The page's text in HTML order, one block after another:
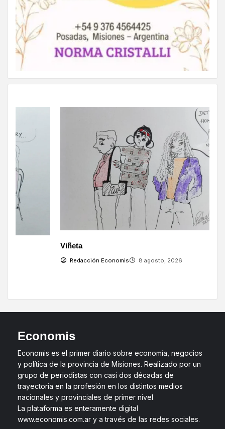
Redacción Economis 8 agosto, 2026
Economis
Economis es el primer diario sobre economía, negocios
y política de la provincia de Misiones. Realizado por un
grupo de periodistas con casi dos décadas de
trayectoria en la profesión en los distintos medios
nacionales y provinciales de primer nivel
La plataforma es enteramente digital
www.economis.com.ar y a través de las redes sociales.